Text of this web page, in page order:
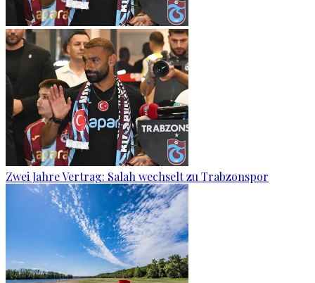
Zwei Jahre Vertrag: Salah wechselt zu Trabzonspor